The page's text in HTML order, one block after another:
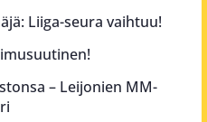
Liiga-seura vaihtuu!
– Leijonien MM-